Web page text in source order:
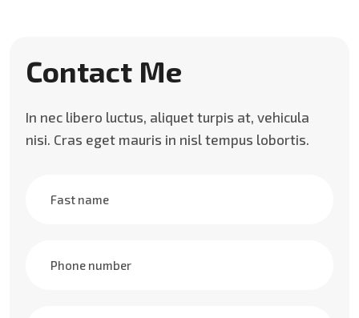
Contact Me
In nec libero luctus, aliquet turpis at, vehicula
nisi. Cras eget mauris in nisl tempus lobortis.